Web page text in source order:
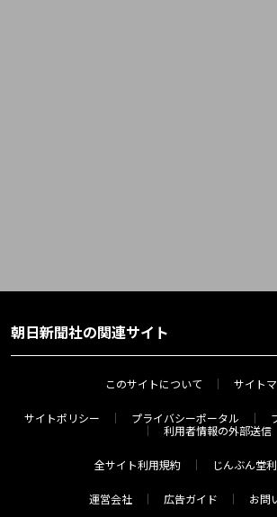
朝日新聞社の関連サイト
このサイトについて サイト
サイトポリシー プライバシーポータル
利用者情報の外部送信
全サイト利用規約 じんぶん堂
運営会社 広告ガイド お問